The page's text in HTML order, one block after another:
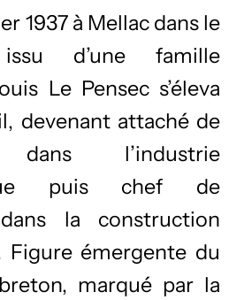
1937 à Mellac dans le
d’une famille
Le Pensec s’éleva
devenant attaché de
dans l’industrie
puis chef de
la construction
Figure émergente du
marqué par la